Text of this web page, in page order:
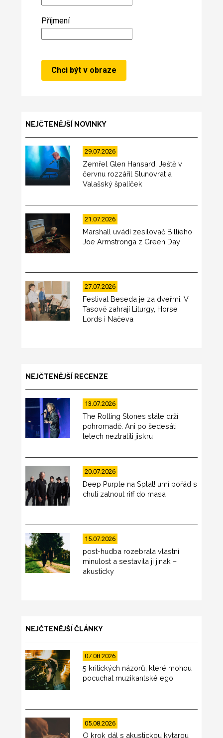
Příjmení
NEJČTENĚJŠÍ NOVINKY
29.07.2026
Zemřel Glen Hansard. Ještě v
červnu rozzářil Slunovrat a
Valašský špalíček
21.07.2026
Marshall uvádí zesilovač Billieho
Joe Armstronga z Green Day
27.07.2026
Festival Beseda je za dveřmi. V
Tasově zahrají Liturgy, Horse
Lords i Načeva
NEJČTENĚJŠÍ RECENZE
13.07.2026
The Rolling Stones stále drží
pohromadě. Ani po šedesáti
letech neztratili jiskru
20.07.2026
Deep Purple na Splat! umí pořád s
chutí zatnout riff do masa
15.07.2026
post-hudba rozebrala vlastní
minulost a sestavila ji jinak –
akusticky
NEJČTENĚJŠÍ ČLÁNKY
07.08.2026
5 kritických názorů, které mohou
pocuchat muzikantské ego
05.08.2026
O krok dál s akustickou kytarou